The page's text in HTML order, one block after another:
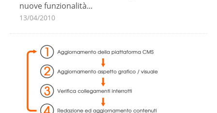
nuove funzionalità...
13/04/2010